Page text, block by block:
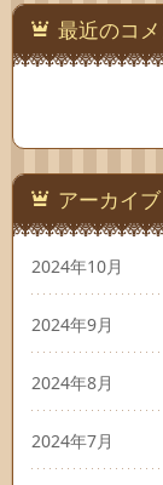
最近のコメ
アーカイブ
2024年10月
2024年9月
2024年8月
2024年7月